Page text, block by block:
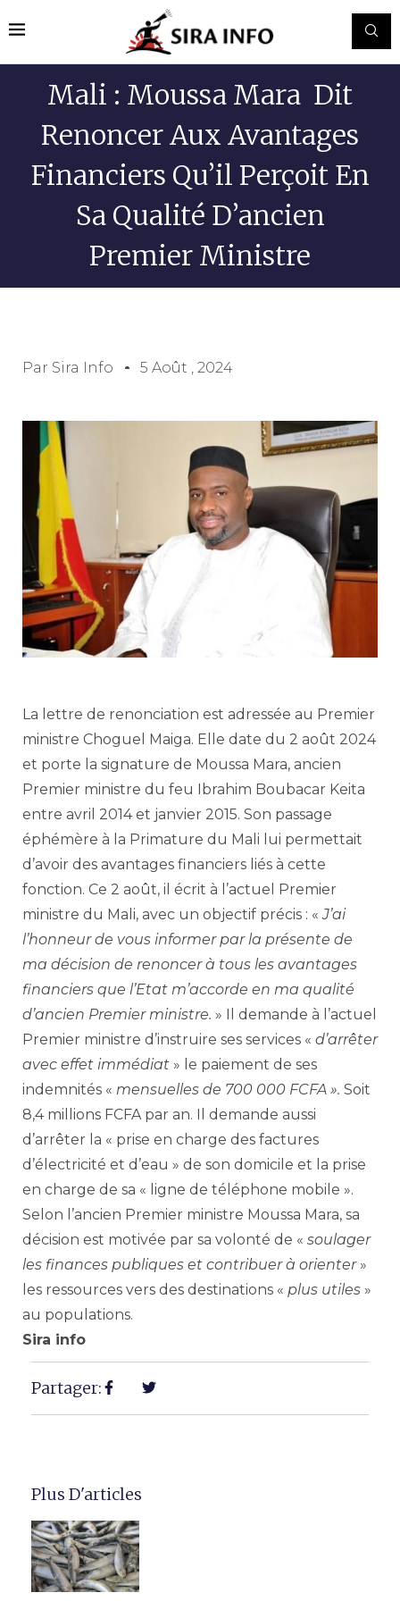
Mali : Moussa Mara Dit
Renoncer Aux Avantages
Financiers Qu’il Perçoit En
Sa Qualité D’ancien
Premier Ministre
Par Sira Info 5 Août , 2024
La lettre de renonciation est adressée au Premier
ministre Choguel Maiga. Elle date du 2 août 2024
et porte la signature de Moussa Mara, ancien
Premier ministre du feu Ibrahim Boubacar Keita
entre avril 2014 et janvier 2015. Son passage
éphémère à la Primature du Mali lui permettait
d’avoir des avantages financiers liés à cette
fonction. Ce 2 août, il écrit à l’actuel Premier
ministre du Mali, avec un objectif précis : «J’ai
l’honneur de vous informer par la présente de
ma décision de renoncer à tous les avantages
financiers que l’Etat m’accorde en ma qualité
d’ancien Premier ministre. » Il demande à l’actuel
Premier ministre d’instruire ses services « d’arrêter
avec effet immédiat » le paiement de ses
indemnités « mensuelles de 700 000 FCFA ». Soit
8,4 millions FCFA par an. Il demande aussi
d’arrêter la « prise en charge des factures
d’électricité et d’eau » de son domicile et la prise
en charge de sa « ligne de téléphone mobile ».
Selon l’ancien Premier ministre Moussa Mara, sa
décision est motivée par sa volonté de « soulager
les finances publiques et contribuer à orienter»
les ressources vers des destinations « plus utiles »
au populations.
Sira info
Partager:
Plus D'articles